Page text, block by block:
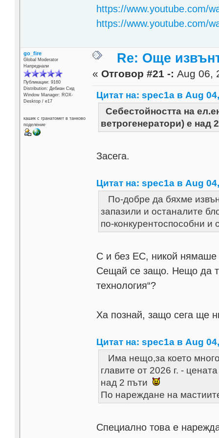
https://www.youtube.com/
https://www.youtube.com/
go_fire
Global Moderator
Напреднали
Публикации: 9160
Distribution: Дебиан Сид
Window Manager: ROX-
Desktop / е17
кашик с гранатомет в танково
поделение
Re: Още
« Отговор #21 -: Aug 06,
Цитат на: spec1a в Aug
Себестойността на
ветрогенератори) е над
Засега.
Цитат на: spec1a в Aug
По-добре да бяхме
запазили и останалите
по-конкурентоспособни и
С и без ЕС, никой
Сещай се защо. Нещо да
технология“?
Ха познай, защо сега ще
Цитат на: spec1a в Aug
Има нещо,за което
главите от 2026 г. -
над 2 пъти
По нареждане на
Специално това е